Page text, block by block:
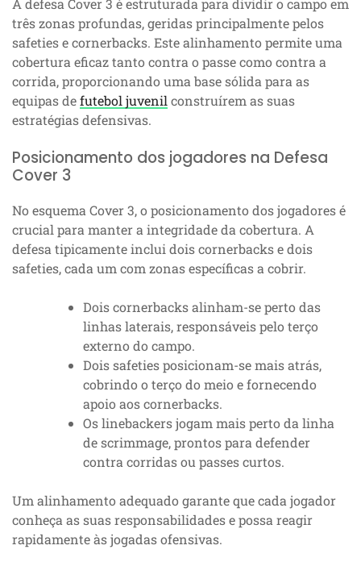
A defesa Cover 3 é estruturada para dividir o campo em
três zonas profundas, geridas principalmente pelos
safeties e cornerbacks. Este alinhamento permite uma
cobertura eficaz tanto contra o passe como contra a
corrida, proporcionando uma base sólida para as
equipas defutebol juvenil construírem as suas
estratégias defensivas.
Posicionamento dos jogadores na Defesa
Cover 3
No esquema Cover 3, o posicionamento dos jogadores é
crucial para manter a integridade da cobertura. A
defesa tipicamente inclui dois cornerbacks e dois
safeties, cada um com zonas específicas a cobrir.
Dois cornerbacks alinham-se perto das
linhas laterais, responsáveis pelo terço
externo do campo.
Dois safeties posicionam-se mais atrás,
cobrindo o terço do meio e fornecendo
apoio aos cornerbacks.
Os linebackers jogam mais perto da linha
de scrimmage, prontos para defender
contra corridas ou passes curtos.
Um alinhamento adequado garante que cada jogador
conheça as suas responsabilidades e possa reagir
rapidamente às jogadas ofensivas.